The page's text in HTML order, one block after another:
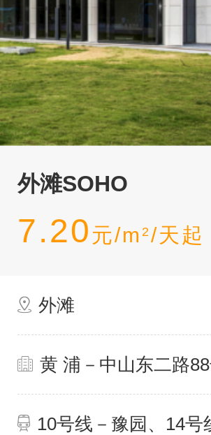
外滩SOHO
7.20 元/m 2 /天起
外滩
黄 浦－中山东二路
10号线－豫园、14号